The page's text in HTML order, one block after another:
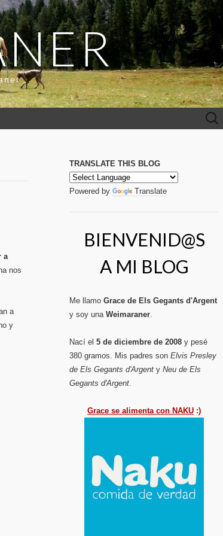
Buscar:
a
nos
a
y
TRANSLATE THIS BLOG
Powered by Translate
BIENVENID@S
A MI BLOG
Me llamo Grace de Els Gegants d'Argent
y soy una Weimaraner.
Nací el 5 de diciembre de 2008 y pesé
380 gramos. Mis padres son Elvis Presley
de Els Gegants d'Argent y Neu de Els
Gegants d'Argent.
Grace se alimenta con NAKU :)